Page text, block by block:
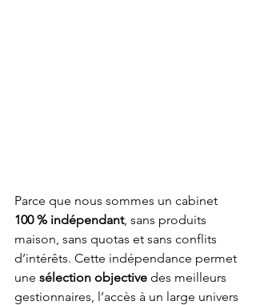
Parce que nous sommes un cabinet
100 % indépendant, sans produits
maison, sans quotas et sans conflits
d’intérêts. Cette indépendance permet
une sélection objective des meilleurs
gestionnaires, l’accès à un large univers